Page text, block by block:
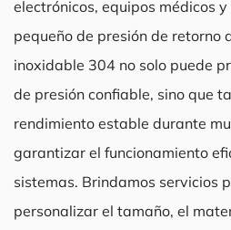
electrónicos, equipos médicos
pequeño de presión de retorno
inoxidable 304 no solo puede
de presión confiable, sino que
rendimiento estable durante
garantizar el funcionamiento
sistemas. Brindamos servicios
personalizar el tamaño, el